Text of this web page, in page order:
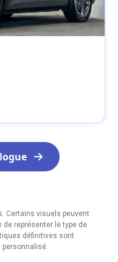
Certains visuels peuvent
de représenter le type de
définitives sont